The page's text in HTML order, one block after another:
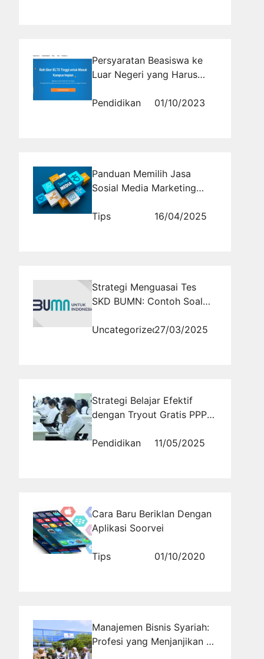
Persyaratan Beasiswa ke
Luar Negeri yang Harus
Pendidikan
01/10/2023
Panduan Memilih Jasa
Sosial Media Marketing
Tips
16/04/2025
Strategi Menguasai Tes
SKD BUMN: Contoh Soal
Uncategorized27/03/2025
Strategi Belajar Efektif
dengan Tryout Gratis PPPK
Pendidikan
11/05/2025
Cara Baru Beriklan Dengan
Aplikasi Soorvei
Tips 01/10/2020
Manajemen Bisnis Syariah:
Profesi yang Menjanjikan di